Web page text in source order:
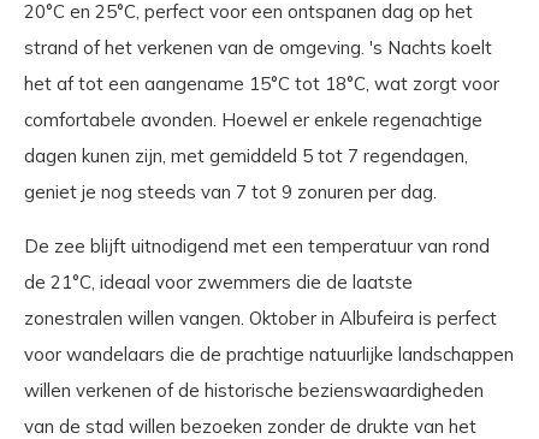
20°C en 25°C, perfect voor een ontspanen dag op het
strand of het verkenen van de omgeving. 's Nachts koelt
het af tot een aangename 15°C tot 18°C, wat zorgt voor
comfortabele avonden. Hoewel er enkele regenachtige
dagen kunen zijn, met gemiddeld 5 tot 7 regendagen,
geniet je nog steeds van 7 tot 9 zonuren per dag.
De zee blijft uitnodigend met een temperatuur van rond
de 21°C, ideaal voor zwemmers die de laatste
zonestralen willen vangen. Oktober in Albufeira is perfect
voor wandelaars die de prachtige natuurlijke landschappen
willen verkenen of de historische bezienswaardigheden
van de stad willen bezoeken zonder de drukte van het